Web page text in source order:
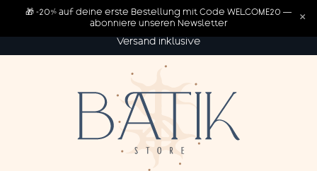
Versand inklusive
🎁 -20% auf deine erste Bestellung mit Code WELCOME20 —
abonniere unseren Newsletter
×